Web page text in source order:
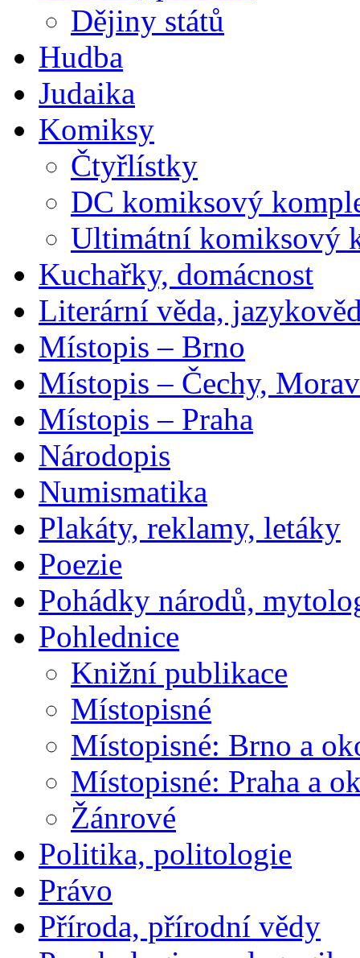
Dějiny států
Hudba
Judaika
Komiksy
Čtyřlístky
DC komiksový
Ultimátní komiksový
Kuchařky, domácnost
Literární věda,
Místopis – Brno
Místopis – Čechy,
Místopis – Praha
Národopis
Numismatika
Plakáty, reklamy, letáky
Poezie
Pohádky národů,
Pohlednice
Knižní publikace
Místopisné
Místopisné: Brno a
Místopisné: Praha a
Žánrové
Politika, politologie
Právo
Příroda, přírodní vědy